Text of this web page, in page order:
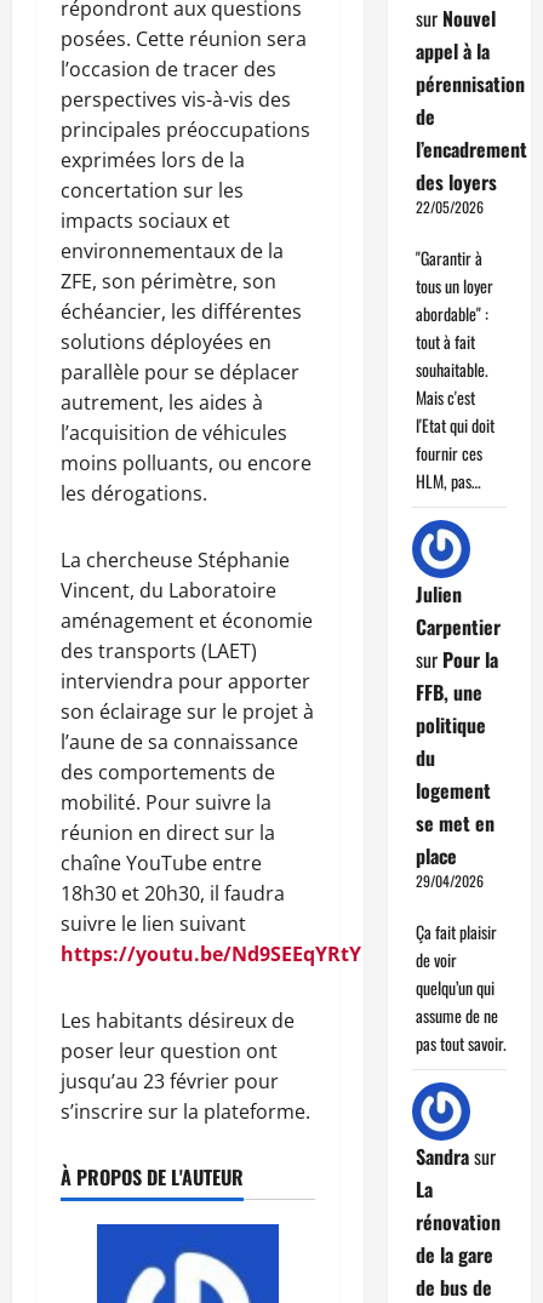
répondront aux questions
posées. Cette réunion sera
l’occasion de tracer des
perspectives vis-à-vis des
principales préoccupations
exprimées lors de la
concertation sur les
impacts sociaux et
environnementaux de la
ZFE, son périmètre, son
échéancier, les différentes
solutions déployées en
parallèle pour se déplacer
autrement, les aides à
l’acquisition de véhicules
moins polluants, ou encore
les dérogations.
La chercheuse Stéphanie
Vincent, du Laboratoire
aménagement et économie
des transports (LAET)
interviendra pour apporter
son éclairage sur le projet à
l’aune de sa connaissance
des comportements de
mobilité. Pour suivre la
réunion en direct sur la
chaîne YouTube entre
18h30 et 20h30, il faudra
suivre le lien suivant
https://youtu.be/Nd9SEEqYRtY
Les habitants désireux de
poser leur question ont
jusqu’au 23 février pour
s’inscrire sur la plateforme.
À PROPOS DE L'AUTEUR
sur Nouvel
appel à la
pérennisation
de
l’encadrement
des loyers
22/05/2026
"Garantir à
tous un loyer
abordable" :
tout à fait
souhaitable.
Mais c'est
l'Etat qui doit
fournir ces
HLM, pas…
Julien
Carpentier
sur Pour la
FFB, une
politique
du
logement
se met en
place
29/04/2026
Ça fait plaisir
de voir
quelqu’un qui
assume de ne
pas tout savoir.
Sandrasur
La
rénovation
de la gare
de bus de